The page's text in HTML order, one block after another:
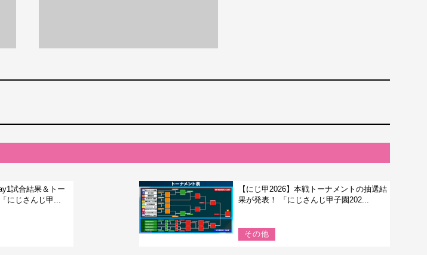
試合結果＆トー
にじさんじ甲...
【にじ甲2026】本戦トーナメントの抽選結
果が発表！ 「にじさんじ甲子園202...
その他